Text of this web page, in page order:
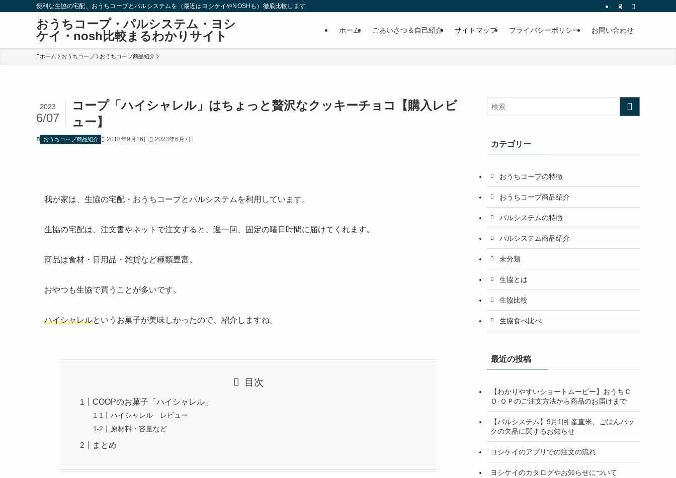
便利な生協の宅配、おうちコープとパルシステムを（最近はヨシケイやNOSHも）徹底比較します
おうちコープ・パルシステム・ヨシ
ケイ・nosh比較まるわかりサイト
ホーム ごあいさつ＆自己紹介 サイトマップ プライバシーポリシー お問い合わせ
ホーム おうちコープ おうちコープ商品紹介
コープ「ハイシャレル」はちょっと贅沢なクッキーチョコ【購入レビ
ュー】
2023
6/07
おうちコープ商品紹介 2018年9月16日 2023年6月7日
我が家は、生協の宅配・おうちコープとパルシステムを利用しています。
生協の宅配は、注文書やネットで注文すると、週一回、固定の曜日時間に届けてくれます。
商品は食材・日用品・雑貨など種類豊富。
おやつも生協で買うことが多いです。
ハイシャレルというお菓子が美味しかったので、紹介しますね。
目次
COOPのお菓子「ハイシャレル」
ハイシャレル レビュー
原材料・容量など
まとめ
カテゴリー
おうちコープの特徴
おうちコープ商品紹介
パルシステムの特徴
パルシステム商品紹介
未分類
生協とは
生協比較
生協食べ比べ
最近の投稿
【わかりやすいショートムービー】おうちＣ
Ｏ-ＯＰのご注文方法から商品のお届けまで
【パルシステム】9月1回 産直米、ごはんパッ
クの欠品に関するお知らせ
ヨシケイのアプリでの注文の流れ
ヨシケイのカタログやお知らせについて